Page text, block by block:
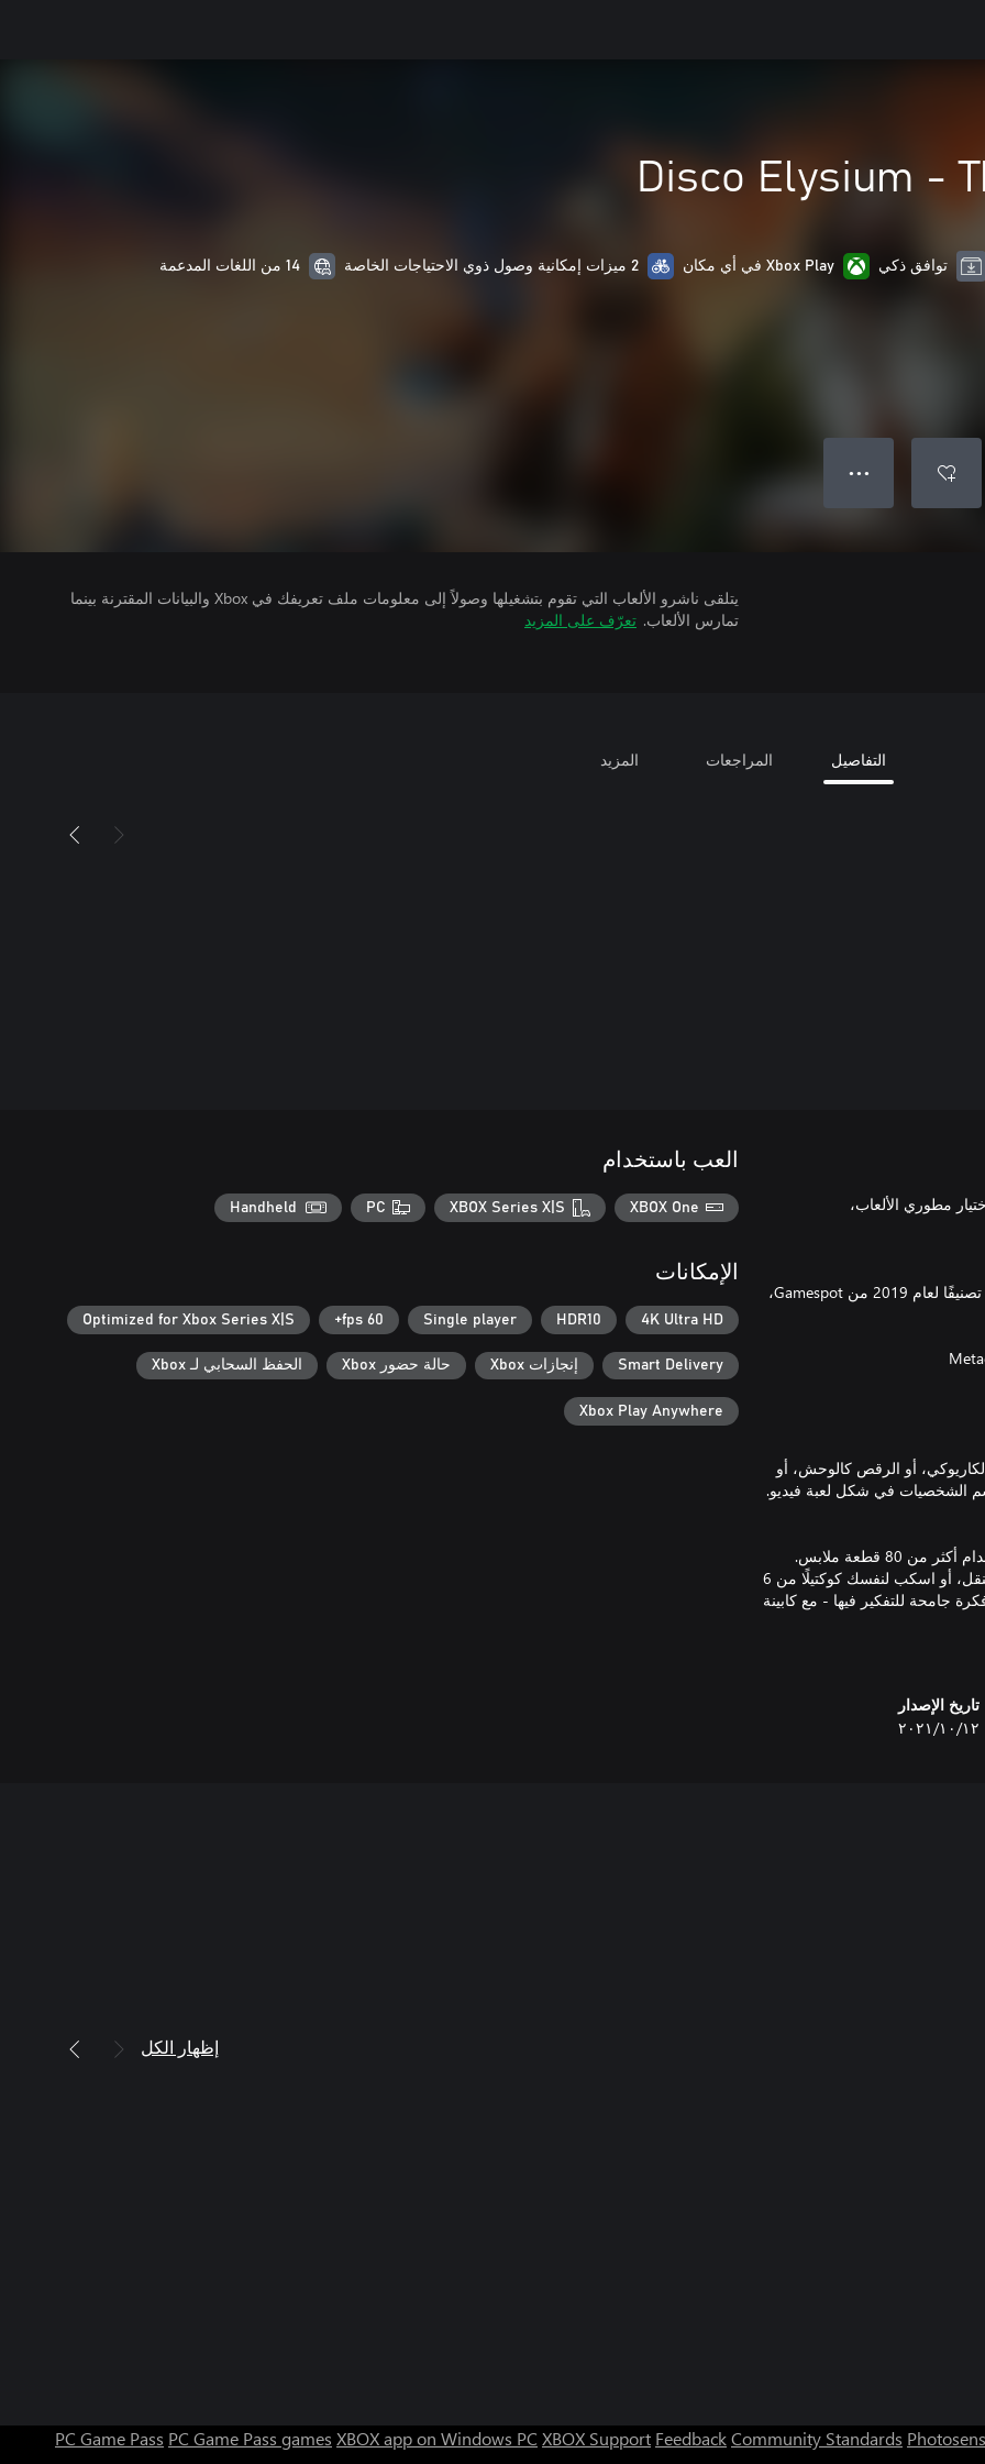
Disco Elysium -
توافق ذكي Xbox Play في أي مكان 2 ميزات إمكانية وصول ذوي الاحتياجات الخاصة 14 من اللغات المدعمة
● ● ●
يتلقى ناشرو الألعاب التي تقوم بتشغيلها وصولاً إلى معلومات ملف تعريفك في Xbox والبيانات المقترنة بينما
تمارس الألعاب. تعرّف على المزيد
التفاصيل المراجعات المزيد
وجائزة أفضل لعبة لعام 2019 من اختيار اللاعبين، وجائزة اللعبة الأعلى تصنيفًا لعام 2019 من Gamespot،
الكاريوكي، أو الرقص كالوحش، أو
امزج وطابق بين 24 مهارة مختلفة تمامًا. طوّر أسلوبك الشخصي باستخدام أكثر من 80 قطعة ملابس.
استخدم 14 أداة من البنادق، إلى المصابيح الكهربائية، إلى المُسجل المتنقل، أو اسكب لنفسك كوكتيلًا من 6
مختلفة ذات تأثير نفسي. طوّر شخصيتك بشكل أكبر من خلال 60 فكرة جامحة للتفكير فيها - مع كابينة
مكان حقيقي، به تحديات حقيقية.
المترامية الأطراف. المحقق
تاريخ الإصدار
١٢‏/١٠‏/٢٠٢١
العب باستخدام
XBOX One
XBOX Series X|S
PC
Handheld
الإمكانات
4K Ultra HD
HDR10
Single player
60 fps+
Optimized for Xbox Series X|S
Smart Delivery إنجازات Xbox حالة حضور Xbox الحفظ السحابي لـ Xbox
Xbox Play Anywhere
إظهار الكل
PC Game Pass PC Game Pass games XBOX app on Windows PC XBOX Support FeedbackCommunity Standards